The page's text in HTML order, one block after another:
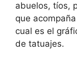
abuelos, tíos,
que
cual es el
de tatuajes.